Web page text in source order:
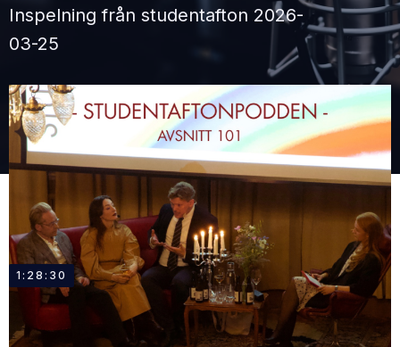
Inspelning från studentafton 2026-
03-25
1:28:30